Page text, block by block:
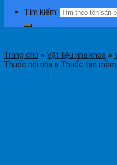
Tìm kiếm:
Trang chủ » Vật liệu nha khoa »
Thuốc nội nha » Thuốc tan